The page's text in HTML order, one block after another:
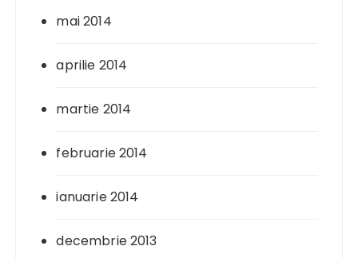
mai 2014
aprilie 2014
martie 2014
februarie 2014
ianuarie 2014
decembrie 2013